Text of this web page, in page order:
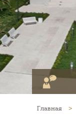
Главная >